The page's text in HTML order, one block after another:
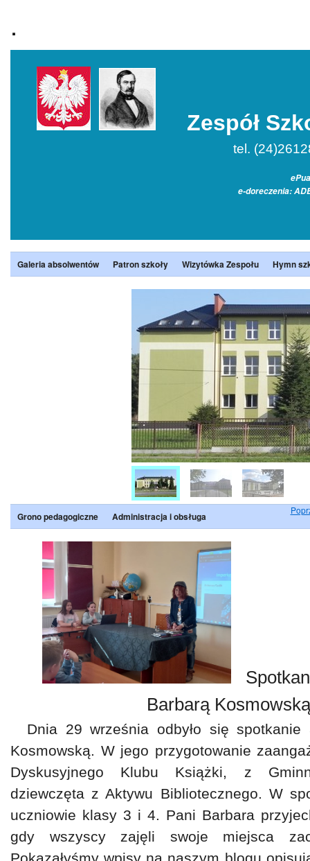
.
Zespół
tel.
e-doreczenia:
Galeria absolwentów Patron szkoły Wizytówka Zespołu Hymn
Grono pedagogiczne Administracja i obsługa
Barbarą Kosmowską
Dnia 29 września odbyło się spotkanie
Kosmowską. W jego przygotowanie
Dyskusyjnego Klubu Książki, z
dziewczęta z Aktywu Bibliotecznego. W
uczniowie klasy 3 i 4. Pani Barbara
gdy wszyscy zajęli swoje miejsca